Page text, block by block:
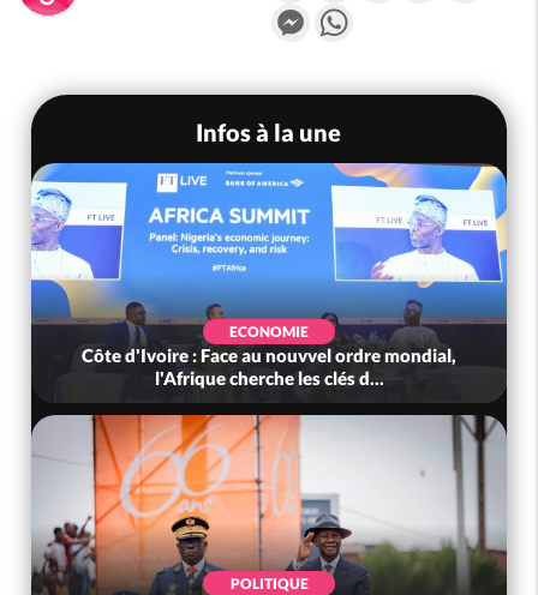
Messenger
Infos à la une
ECONOMIE
Côte d'Ivoire : Face au nouvvel ordre mondial,
l'Afrique cherche les clés d...
POLITIQUE